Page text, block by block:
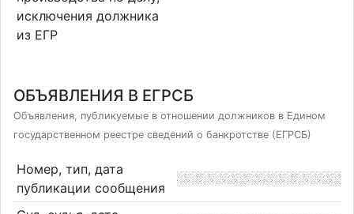
исключения должника
из ЕГР
ОБЪЯВЛЕНИЯ В ЕГРСБ
Объявления, публикуемые в отношении должников в Едином
государственном реестре сведений о банкротстве (ЕГРСБ)
Номер, тип, дата
публикации сообщения